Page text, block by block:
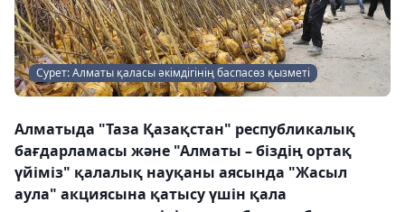
Сурет: Алматы қаласы әкімдігінің баспасөз қызметі
Алматыда "Таза Қазақстан" республикалық
бағдарламасы және "Алматы – біздің ортақ
үйіміз" қалалық науқаны аясында "Жасыл
аула" акциясына қатысу үшін қала